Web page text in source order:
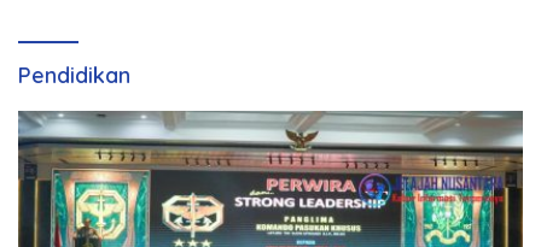
Pendidikan